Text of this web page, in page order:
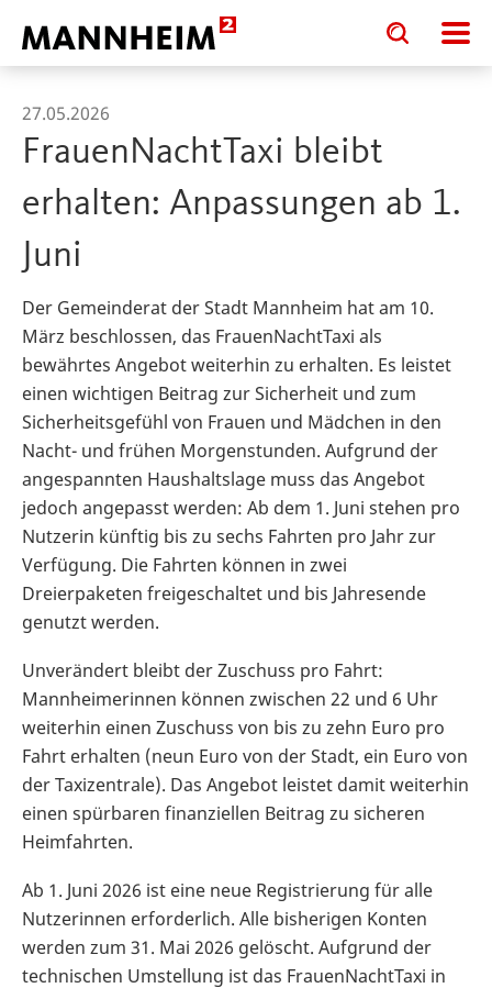
Toggle
search
input
Toggle
search
input
27.05.2026
FrauenNachtTaxi bleibt
erhalten: Anpassungen ab 1.
Juni
Der Gemeinderat der Stadt Mannheim hat am 10.
März beschlossen, das FrauenNachtTaxi als
bewährtes Angebot weiterhin zu erhalten. Es leistet
einen wichtigen Beitrag zur Sicherheit und zum
Sicherheitsgefühl von Frauen und Mädchen in den
Nacht- und frühen Morgenstunden. Aufgrund der
angespannten Haushaltslage muss das Angebot
jedoch angepasst werden: Ab dem 1. Juni stehen pro
Nutzerin künftig bis zu sechs Fahrten pro Jahr zur
Verfügung. Die Fahrten können in zwei
Dreierpaketen freigeschaltet und bis Jahresende
genutzt werden.
Unverändert bleibt der Zuschuss pro Fahrt:
Mannheimerinnen können zwischen 22 und 6 Uhr
weiterhin einen Zuschuss von bis zu zehn Euro pro
Fahrt erhalten (neun Euro von der Stadt, ein Euro von
der Taxizentrale). Das Angebot leistet damit weiterhin
einen spürbaren finanziellen Beitrag zu sicheren
Heimfahrten.
Ab 1. Juni 2026 ist eine neue Registrierung für alle
Nutzerinnen erforderlich. Alle bisherigen Konten
werden zum 31. Mai 2026 gelöscht. Aufgrund der
technischen Umstellung ist das FrauenNachtTaxi in